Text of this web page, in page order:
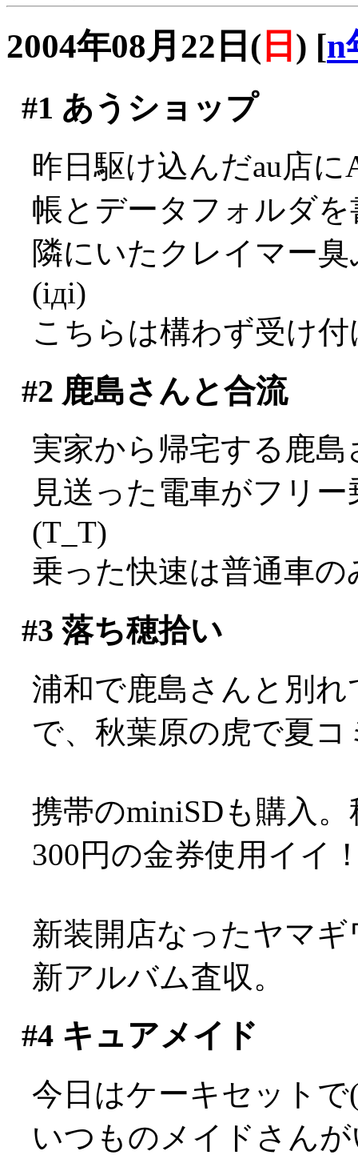
2004年08月22日( 日 ) [n
#1 あうショップ
昨日駆け込んだau店
帳とデータフォルダ
隣にいたクレイマー
(iдi)
こちらは構わず受け
#2 鹿島さんと合流
実家から帰宅する鹿
見送った電車がフリ
(T_T)
乗った快速は普通車の
#3 落ち穂拾い
浦和で鹿島さんと別
で、秋葉原の虎で夏
携帯のminiSDも購入
300円の金券使用イイ
新装開店なったヤマ
新アルバム査収。
#4キュアメイド
今日はケーキセットで
いつものメイドさん